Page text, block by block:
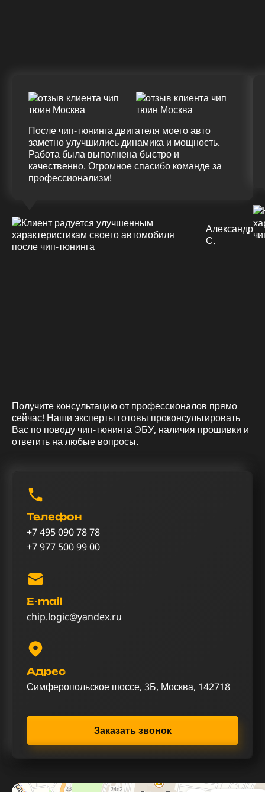
После чип-тюнинга двигателя моего авто
заметно улучшились динамика и мощность.
Работа была выполнена быстро и
качественно. Огромное спасибо команде за
профессионализм!
Александр
С.
Получите консультацию от профессионалов прямо
сейчас! Наши эксперты готовы проконсультировать
Вас по поводу чип-тюнинга ЭБУ, наличия прошивки и
ответить на любые вопросы.
Телефон
+7 495 090 78 78
+7 977 500 99 00
E-mail
chip.logic@yandex.ru
Адрес
Симферопольское шоссе, 3Б, Москва, 142718
Заказать звонок